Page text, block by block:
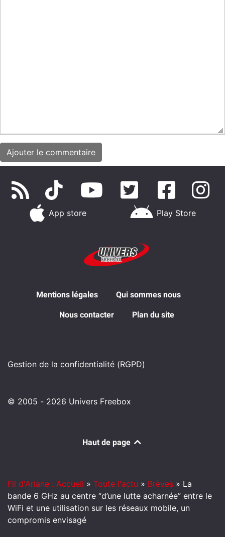
App store Play Store
Mentions légales Qui sommes nous
Nous contacter Plan du site
Gestion de la confidentialité (RGPD)
© 2005 - 2026 Univers Freebox
Haut de page
Fil d'Ariane : Accueil » Toute l'actu » Brèves » La
bande 6 GHz au centre “d’une lutte acharnée” entre le
WiFi et une utilisation sur les réseaux mobile, un
compromis envisagé